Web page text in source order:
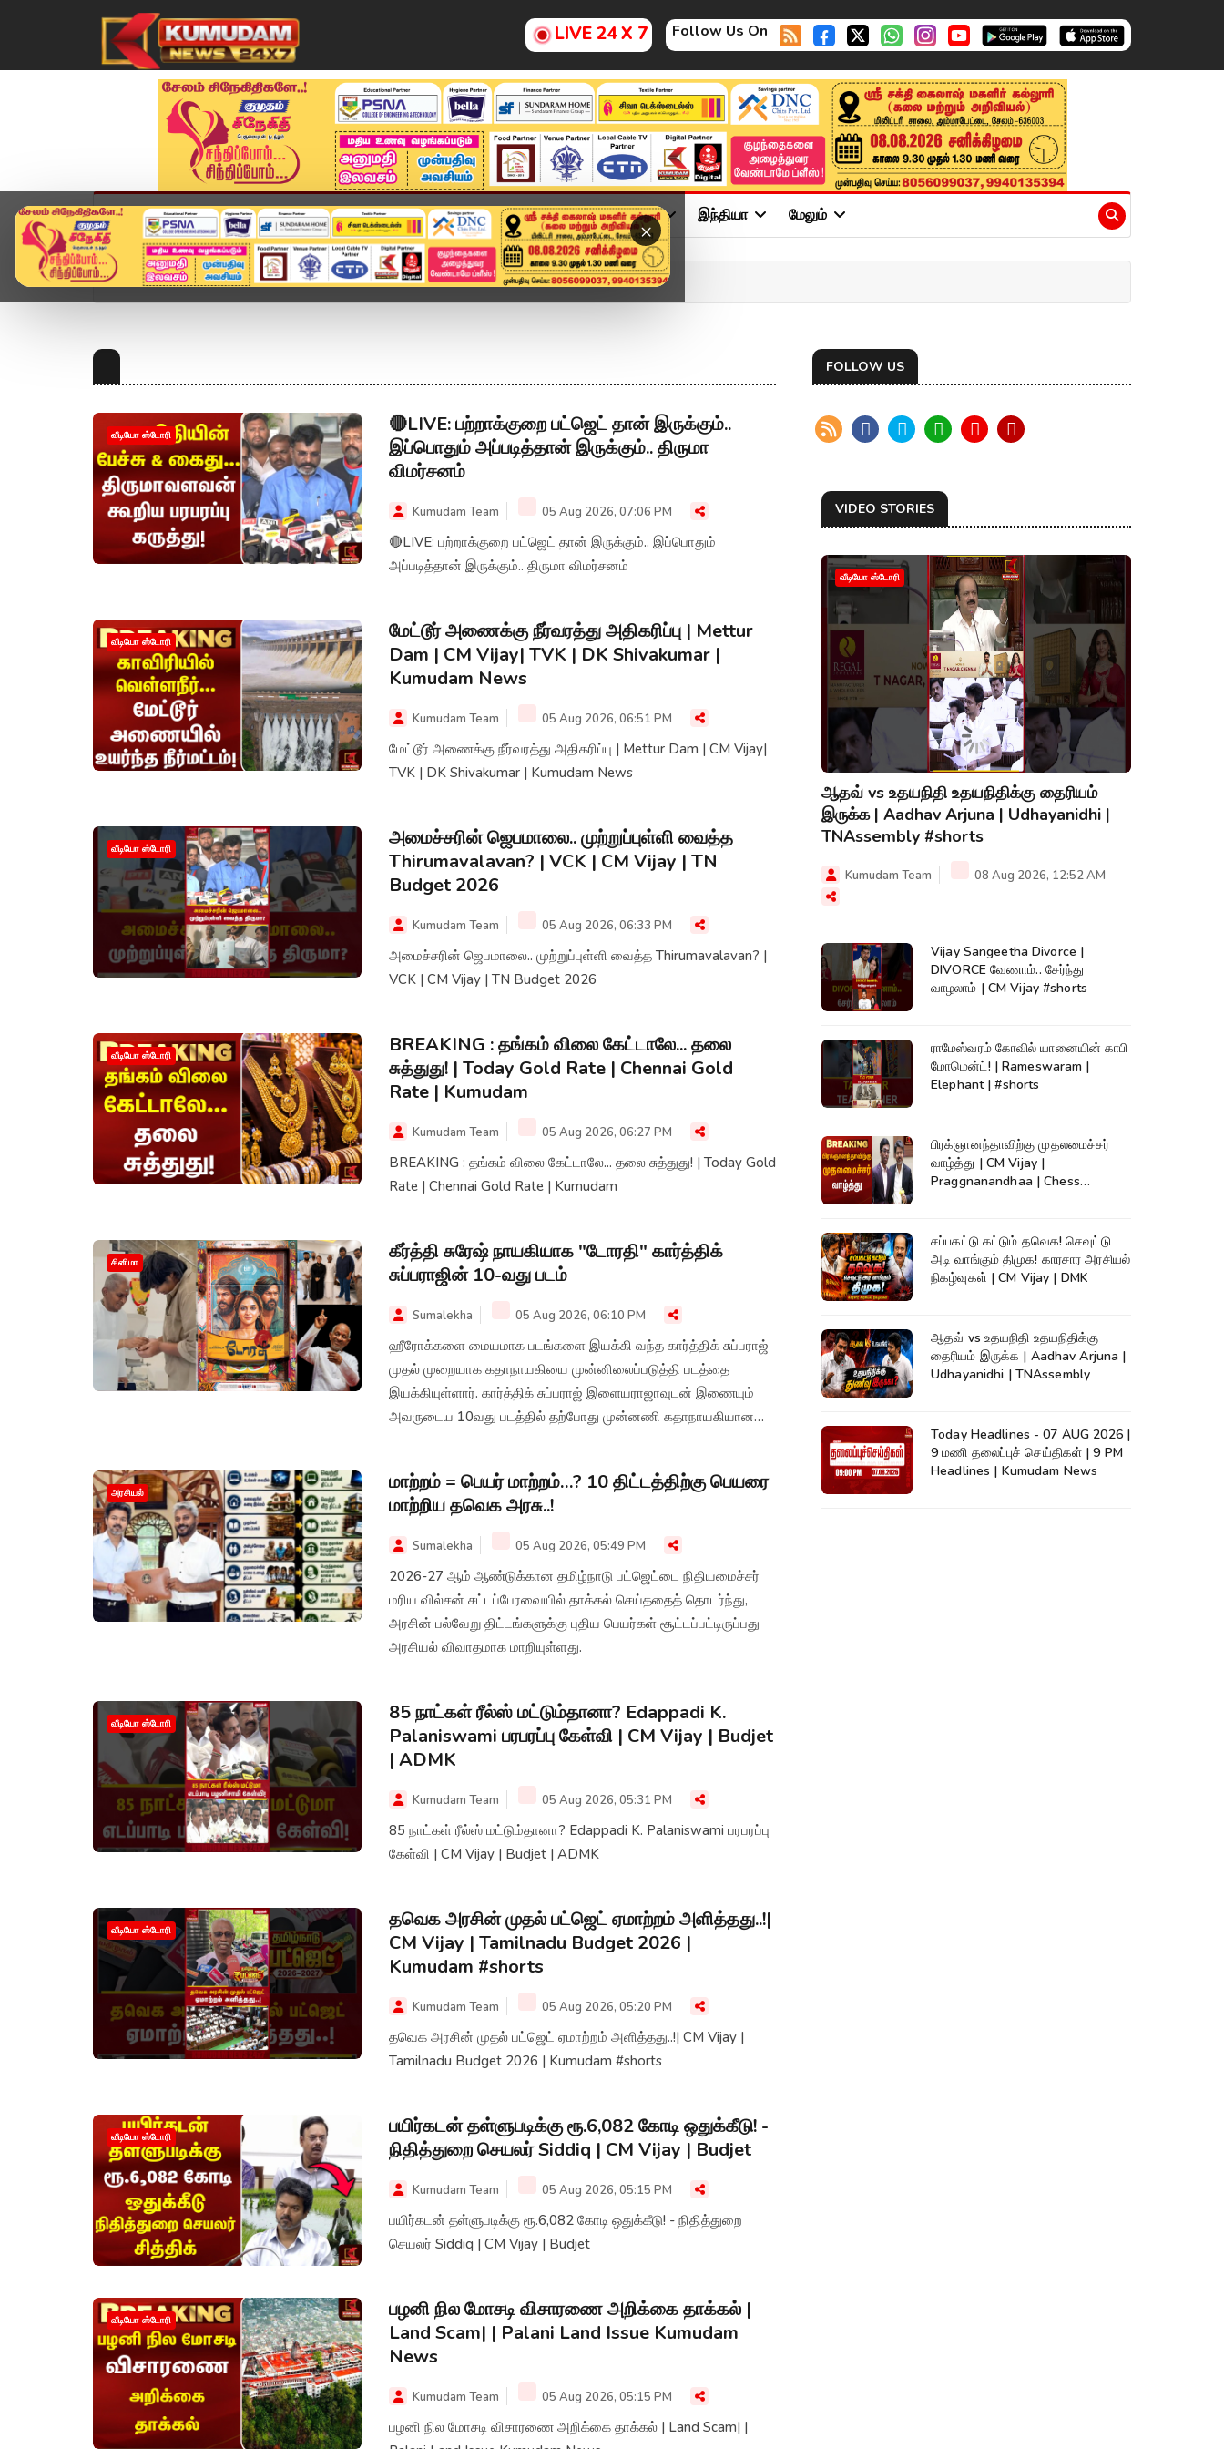
LIVE 24 X 7 Follow Us On
×
முகப்பு விளையாட்டு அண்மை தமிழ்நாடு சினிமா அரசியல் விளையாட்டு இந்தியா மேலும்
Home
வீடியோ ஸ்டோரி
🔴LIVE: பற்றாக்குறை பட்ஜெட் தான் இருக்கும்..
இப்பொதும் அப்படித்தான் இருக்கும்.. திருமா
விமர்சனம்
Kumudam Team 05 Aug 2026, 07:06 PM
🔴LIVE: பற்றாக்குறை பட்ஜெட் தான் இருக்கும்.. இப்பொதும்
அப்படித்தான் இருக்கும்.. திருமா விமர்சனம்
வீடியோ ஸ்டோரி
மேட்டூர் அணைக்கு நீர்வரத்து அதிகரிப்பு | Mettur
Dam | CM Vijay| TVK | DK Shivakumar |
Kumudam News
Kumudam Team 05 Aug 2026, 06:51 PM
மேட்டூர் அணைக்கு நீர்வரத்து அதிகரிப்பு | Mettur Dam | CM Vijay|
TVK | DK Shivakumar | Kumudam News
வீடியோ ஸ்டோரி
அமைச்சரின் ஜெபமாலை.. முற்றுப்புள்ளி வைத்த
Thirumavalavan? | VCK | CM Vijay | TN
Budget 2026
Kumudam Team 05 Aug 2026, 06:33 PM
அமைச்சரின் ஜெபமாலை.. முற்றுப்புள்ளி வைத்த Thirumavalavan? |
VCK | CM Vijay | TN Budget 2026
வீடியோ ஸ்டோரி
BREAKING : தங்கம் விலை கேட்டாலே... தலை
சுத்துது! | Today Gold Rate | Chennai Gold
Rate | Kumudam
Kumudam Team 05 Aug 2026, 06:27 PM
BREAKING : தங்கம் விலை கேட்டாலே... தலை சுத்துது! | Today Gold
Rate | Chennai Gold Rate | Kumudam
சினிமா
கீர்த்தி சுரேஷ் நாயகியாக "டோரதி" கார்த்திக்
சுப்பராஜின் 10-வது படம்
Sumalekha 05 Aug 2026, 06:10 PM
ஹீரோக்களை மையமாக படங்களை இயக்கி வந்த கார்த்திக் சுப்பராஜ்
முதல் முறையாக கதாநாயகியை முன்னிலைப்படுத்தி படத்தை
இயக்கியுள்ளார். கார்த்திக் சுப்பராஜ் இளையராஜாவுடன் இணையும்
அவருடைய 10வது படத்தில் தற்போது முன்னணி கதாநாயகியான
அரசியல்
மாற்றம் = பெயர் மாற்றம்…? 10 திட்டத்திற்கு பெயரை
மாற்றிய தவெக அரசு..!
Sumalekha 05 Aug 2026, 05:49 PM
2026-27 ஆம் ஆண்டுக்கான தமிழ்நாடு பட்ஜெட்டை நிதியமைச்சர்
மரிய வில்சன் சட்டப்பேரவையில் தாக்கல் செய்ததைத் தொடர்ந்து,
அரசின் பல்வேறு திட்டங்களுக்கு புதிய பெயர்கள் சூட்டப்பட்டிருப்பது
அரசியல் விவாதமாக மாறியுள்ளது.
வீடியோ ஸ்டோரி
85 நாட்கள் ரீல்ஸ் மட்டும்தானா? Edappadi K.
Palaniswami பரபரப்பு கேள்வி | CM Vijay | Budjet
| ADMK
Kumudam Team 05 Aug 2026, 05:31 PM
85 நாட்கள் ரீல்ஸ் மட்டும்தானா? Edappadi K. Palaniswami பரபரப்பு
கேள்வி | CM Vijay | Budjet | ADMK
வீடியோ ஸ்டோரி
தவெக அரசின் முதல் பட்ஜெட் ஏமாற்றம் அளித்தது..!|
CM Vijay | Tamilnadu Budget 2026 |
Kumudam #shorts
Kumudam Team 05 Aug 2026, 05:20 PM
தவெக அரசின் முதல் பட்ஜெட் ஏமாற்றம் அளித்தது..!| CM Vijay |
Tamilnadu Budget 2026 | Kumudam #shorts
வீடியோ ஸ்டோரி
பயிர்கடன் தள்ளுபடிக்கு ரூ.6,082 கோடி ஒதுக்கீடு! -
நிதித்துறை செயலர் Siddiq | CM Vijay | Budjet
Kumudam Team 05 Aug 2026, 05:15 PM
பயிர்கடன் தள்ளுபடிக்கு ரூ.6,082 கோடி ஒதுக்கீடு! - நிதித்துறை
செயலர் Siddiq | CM Vijay | Budjet
வீடியோ ஸ்டோரி
பழனி நில மோசடி விசாரணை அறிக்கை தாக்கல் |
Land Scam| | Palani Land Issue Kumudam
News
Kumudam Team 05 Aug 2026, 05:15 PM
பழனி நில மோசடி விசாரணை அறிக்கை தாக்கல் | Land Scam| |
FOLLOW US
VIDEO STORIES
வீடியோ ஸ்டோரி
ஆதவ் vs உதயநிதி உதயநிதிக்கு தைரியம்
இருக்க | Aadhav Arjuna | Udhayanidhi |
TNAssembly #shorts
Kumudam Team 08 Aug 2026, 12:52 AM
Vijay Sangeetha Divorce |
DIVORCE வேணாம்.. சேர்ந்து
வாழலாம் | CM Vijay #shorts
ராமேஸ்வரம் கோவில் யானையின் காபி
மோமென்ட்! | Rameswaram |
Elephant | #shorts
பிரக்ஞானந்தாவிற்கு முதலமைச்சர்
வாழ்த்து | CM Vijay |
Praggnanandhaa | Chess
சப்பகட்டு கட்டும் தவெக! செவுட்டு
அடி வாங்கும் திமுக! காரசார அரசியல்
நிகழ்வுகள் | CM Vijay | DMK
ஆதவ் vs உதயநிதி உதயநிதிக்கு
தைரியம் இருக்க | Aadhav Arjuna |
Udhayanidhi | TNAssembly
Today Headlines - 07 AUG 2026 |
9 மணி தலைப்புச் செய்திகள் | 9 PM
Headlines | Kumudam News